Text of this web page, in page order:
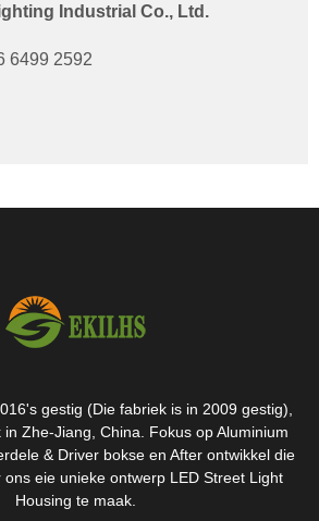
Industrial Co., Ltd.
6499 2592
gestig (Die fabriek is in 2009 gestig),
Zhe-Jiang, China. Fokus op Aluminium
& Driver bokse en After ontwikkel die
eie unieke ontwerp LED Street Light
Housing te maak.